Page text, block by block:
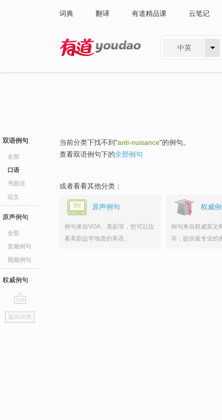
词典 翻译 有道精品课 云笔记
中英
双语例句
全部
口语
书面语
论文
原声例句
全部
音频例句
视频例句
权威例句
go
top
返回词典
当前分类下找不到"anti-nuisance"的例句。
查看双语例句下的全部例句
或者看看其他分类：
原声例句
例句来自VOA、美剧等，您可以边
看美剧边学地道的美语。
权威
例句来自权威英文
等，提供最专业的